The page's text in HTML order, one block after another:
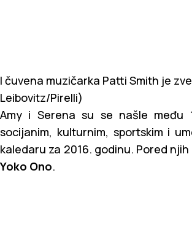
I čuvena muzičarka Patti Smith je
Leibovitz/Pirelli)
Amy i Serena su se našle među
socijanim, kulturnim, sportskim i
kaledaru za 2016. godinu. Pored
Yoko Ono.